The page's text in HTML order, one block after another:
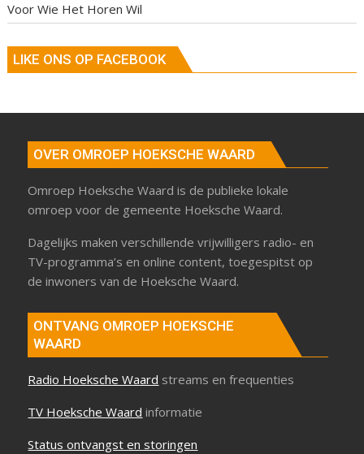
Voor Wie Het Horen Wil
LIKE ONS OP FACEBOOK
OVER OMROEP HOEKSCHE WAARD
Omroep Hoeksche Waard is de publieke lokale
omroep voor de gemeente Hoeksche Waard.
Dagelijks maken verschillende vrijwilligers radio- en
TV-programma’s en online content, toegespitst op
de inwoners van de Hoeksche Waard.
ONTVANG OMROEP HOEKSCHE
WAARD
Radio Hoeksche Waard streams en frequenties
TV Hoeksche Waard informatie
Status ontvangst en storingen